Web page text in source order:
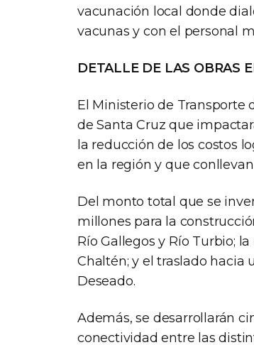
vacunación local donde
vacunas y con el personal
DETALLE DE LAS OBRAS
El Ministerio de Transporte
de Santa Cruz que
la reducción de los costos
en la región y que
Del monto total que se
millones para la
Río Gallegos y Río Turbio;
Chaltén; y el traslado
Deseado.
Además, se desarrollarán
conectividad entre las